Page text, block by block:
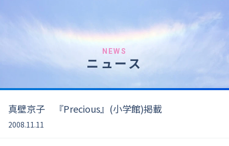
NEWS
ニュース
真壁京子 『Precious』(小学館)掲載
2008.11.11